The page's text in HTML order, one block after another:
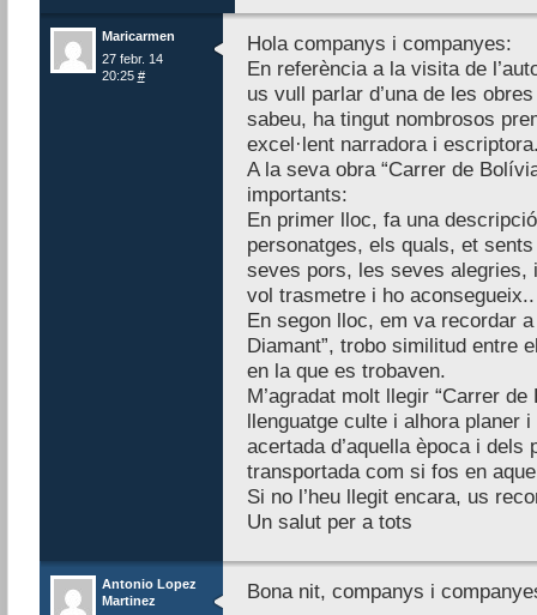
Maricarmen
27 febr. 14
20:25 #
Hola companys i companyes:
En referència a la visita de
us vull parlar d’una de les
sabeu, ha tingut nombrosos
excel·lent narradora i
A la seva obra “Carrer de
importants:
En primer lloc, fa una
personatges, els quals, et
seves pors, les seves alegries,
vol trasmetre i ho aconsegueix..
En segon lloc, em va recordar
Diamant”, trobo similitud entre
en la que es trobaven.
M’agradat molt llegir “Carrer
llenguatge culte i alhora planer
acertada d’aquella època i dels
transportada com si fos en
Si no l’heu llegit encara, us
Un salut per a tots
Antonio Lopez
Martinez
Bona nit, companys i